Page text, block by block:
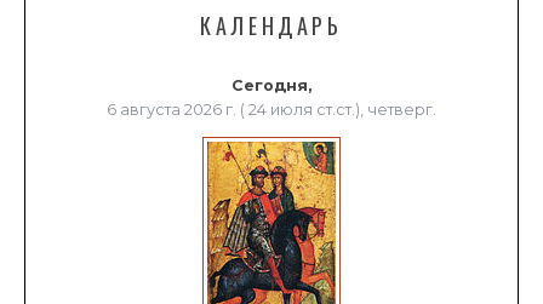
КАЛЕНДАРЬ
Сегодня,
6 августа 2026 г. ( 24 июля ст.ст.), четверг.